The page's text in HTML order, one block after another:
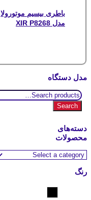
باطری بیسیم موتورولا
مدل XIR P8268
مدل دستگاه
Search
for:
Search
دسته‌های
محصولات
رنگ